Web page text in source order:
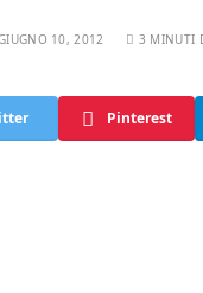
10, 2012 3 MINUTI
Pinterest